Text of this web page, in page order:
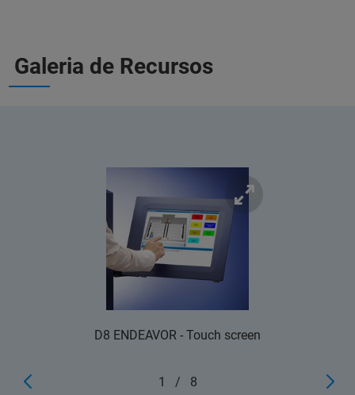
Galeria de Recursos
D8 ENDEAVOR - Touch screen
1 / 8